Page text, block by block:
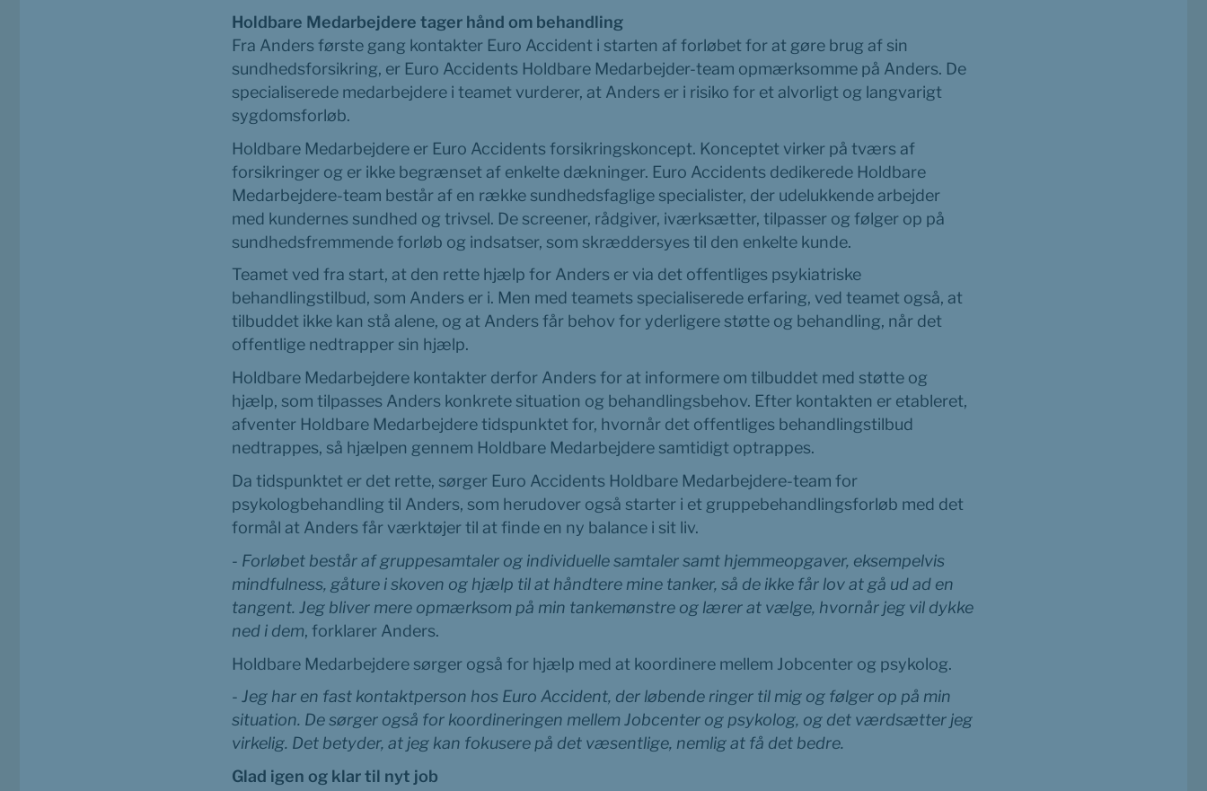
Holdbare Medarbejdere tager hånd om behandling
Fra Anders første gang kontakter Euro Accident i starten af forløbet for at gøre brug af sin
sundhedsforsikring, er Euro Accidents Holdbare Medarbejder-team opmærksomme på Anders. De
specialiserede medarbejdere i teamet vurderer, at Anders er i risiko for et alvorligt og langvarigt
sygdomsforløb.
Holdbare Medarbejdere er Euro Accidents forsikringskoncept. Konceptet virker på tværs af
forsikringer og er ikke begrænset af enkelte dækninger. Euro Accidents dedikerede Holdbare
Medarbejdere-team består af en række sundhedsfaglige specialister, der udelukkende arbejder
med kundernes sundhed og trivsel. De screener, rådgiver, iværksætter, tilpasser og følger op på
sundhedsfremmende forløb og indsatser, som skræddersyes til den enkelte kunde.
Teamet ved fra start, at den rette hjælp for Anders er via det offentliges psykiatriske
behandlingstilbud, som Anders er i. Men med teamets specialiserede erfaring, ved teamet også, at
tilbuddet ikke kan stå alene, og at Anders får behov for yderligere støtte og behandling, når det
offentlige nedtrapper sin hjælp.
Holdbare Medarbejdere kontakter derfor Anders for at informere om tilbuddet med støtte og
hjælp, som tilpasses Anders konkrete situation og behandlingsbehov. Efter kontakten er etableret,
afventer Holdbare Medarbejdere tidspunktet for, hvornår det offentliges behandlingstilbud
nedtrappes, så hjælpen gennem Holdbare Medarbejdere samtidigt optrappes.
Da tidspunktet er det rette, sørger Euro Accidents Holdbare Medarbejdere-team for
psykologbehandling til Anders, som herudover også starter i et gruppebehandlingsforløb med det
formål at Anders får værktøjer til at finde en ny balance i sit liv.
- Forløbet består af gruppesamtaler og individuelle samtaler samt hjemmeopgaver, eksempelvis
mindfulness, gåture i skoven og hjælp til at håndtere mine tanker, så de ikke får lov at gå ud ad en
tangent. Jeg bliver mere opmærksom på min tankemønstre og lærer at vælge, hvornår jeg vil dykke
ned i dem, forklarer Anders.
Holdbare Medarbejdere sørger også for hjælp med at koordinere mellem Jobcenter og psykolog.
- Jeg har en fast kontaktperson hos Euro Accident, der løbende ringer til mig og følger op på min
situation. De sørger også for koordineringen mellem Jobcenter og psykolog, og det værdsætter jeg
virkelig. Det betyder, at jeg kan fokusere på det væsentlige, nemlig at få det bedre.
Glad igen og klar til nyt job